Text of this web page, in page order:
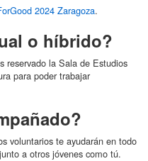
2024 Zaragoza.
o híbrido?
reservado la Sala de Estudios
para poder trabajar
?
voluntarios te ayudarán en todo
a otros jóvenes como tú.